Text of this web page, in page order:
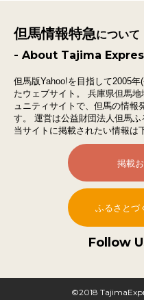
但馬情報特急について
- About Tajima
但馬版Yahoo!を目指して2005
たウェブサイト。
兵庫県但馬地
ュニティサイトで、 但馬の情報
す。
運営は公益財団法人但馬ふ
当サイトに掲載されたい情報は
掲載
ふるさとづ
Follow
©2018